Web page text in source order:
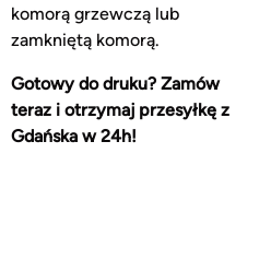
komorą grzewczą lub
zamkniętą komorą.
Gotowy do druku? Zamów
teraz i otrzymaj przesyłkę z
Gdańska w 24h!